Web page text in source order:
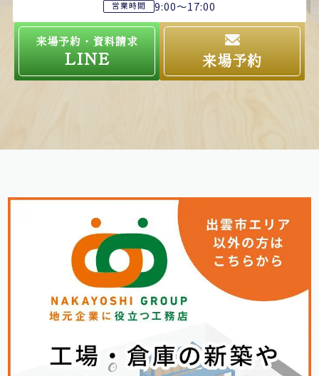
営業時間 9:00～17:00
来場予約・資料請求
LINE 来場予約